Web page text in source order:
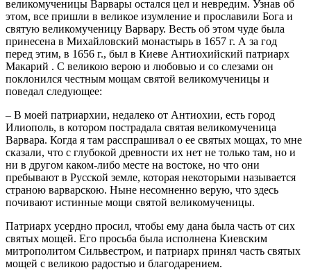
великомученицы Варвары остался цел и невредим. Узнав об
этом, все пришли в великое изумление и прославили Бога и
святую великомученицу Варвару. Весть об этом чуде была
принесена в Михайловский монастырь в 1657 г. А за год
перед этим, в 1656 г., был в Киеве Антиохийский патриарх
Макарий . С великою верою и любовью и со слезами он
поклонился честным мощам святой великомученицы и
поведал следующее:
– В моей патриархии, недалеко от Антиохии, есть город
Илиополь, в котором пострадала святая великомученица
Варвара. Когда я там расспрашивал о ее святых мощах, то мне
сказали, что с глубокой древности их нет не только там, но и
ни в другом каком-либо месте на востоке, но что они
пребывают в Русской земле, которая некоторыми называется
страною варварскою. Ныне несомненно верую, что здесь
почивают истинные мощи святой великомученицы.
Патриарх усердно просил, чтобы ему дана была часть от сих
святых мощей. Его просьба была исполнена Киевским
митрополитом Сильвестром, и патриарх принял часть святых
мощей с великою радостью и благодарением.